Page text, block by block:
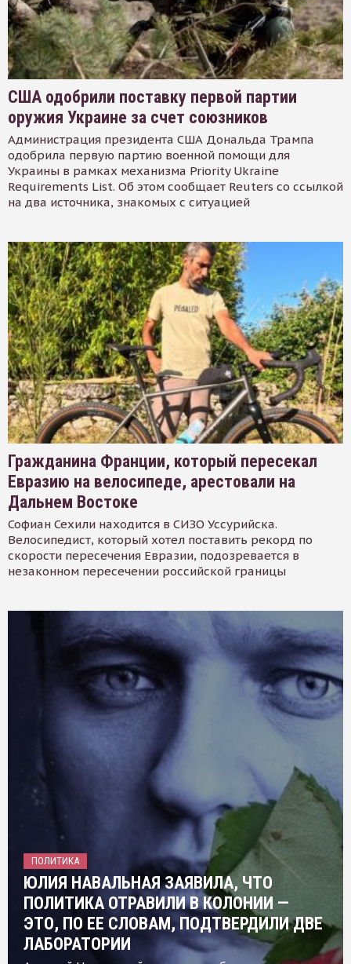
США одобрили поставку первой партии
оружия Украине за счет союзников
Администрация президента США Дональда Трампа
одобрила первую партию военной помощи для
Украины в рамках механизма Priority Ukraine
Requirements List. Об этом сообщает Reuters со ссылкой
на два источника, знакомых с ситуацией
Гражданина Франции, который пересекал
Евразию на велосипеде, арестовали на
Дальнем Востоке
Софиан Сехили находится в СИЗО Уссурийска.
Велосипедист, который хотел поставить рекорд по
скорости пересечения Евразии, подозревается в
незаконном пересечении российской границы
ПОЛИТИКА
ЮЛИЯ НАВАЛЬНАЯ ЗАЯВИЛА, ЧТО
ПОЛИТИКА ОТРАВИЛИ В КОЛОНИИ —
ЭТО, ПО ЕЕ СЛОВАМ, ПОДТВЕРДИЛИ ДВЕ
ЛАБОРАТОРИИ